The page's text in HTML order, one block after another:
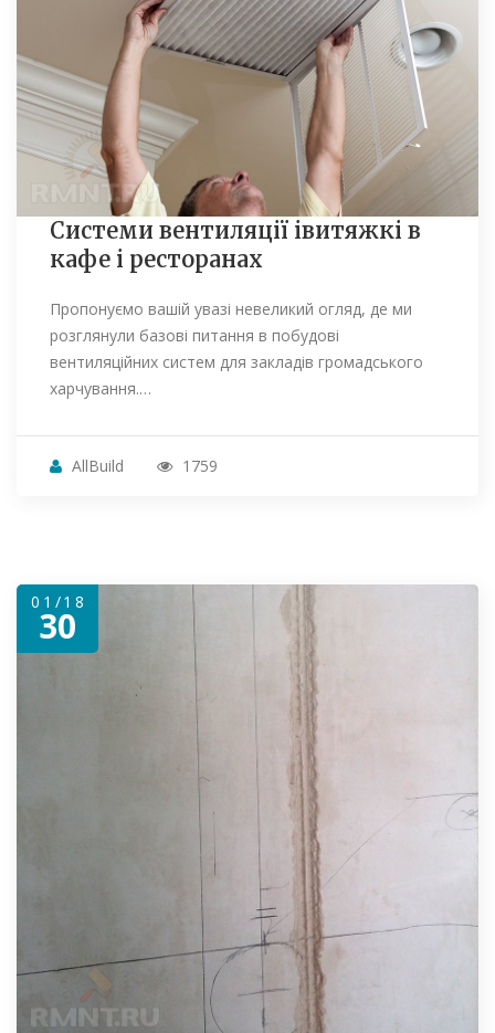
Системи вентиляції івитяжкі в
кафе і ресторанах
Пропонуємо вашій увазі невеликий огляд, де ми
розглянули базові питання в побудові
вентиляційних систем для закладів громадського
харчування.…
AllBuild 1759
01/18
30